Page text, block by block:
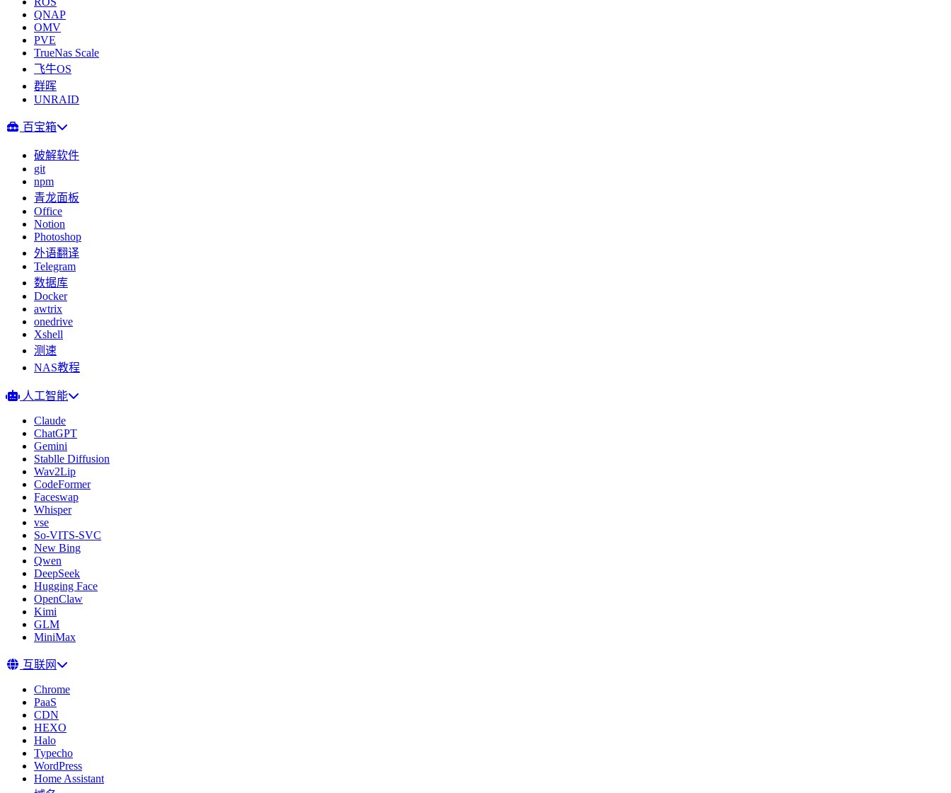
QNAP
OMV
PVE
TrueNas Scale
飞牛OS
群晖
UNRAID
百宝箱
破解软件
git
npm
青龙面板
Office
Notion
Photoshop
外语翻译
Telegram
数据库
Docker
awtrix
onedrive
Xshell
测速
NAS教程
人工智能
Claude
ChatGPT
Gemini
Stablle Diffusion
Wav2Lip
CodeFormer
Faceswap
Whisper
vse
So-VITS-SVC
New Bing
Qwen
DeepSeek
Hugging Face
OpenClaw
Kimi
GLM
MiniMax
互联网
Chrome
PaaS
CDN
HEXO
Halo
Typecho
WordPress
Home Assistant